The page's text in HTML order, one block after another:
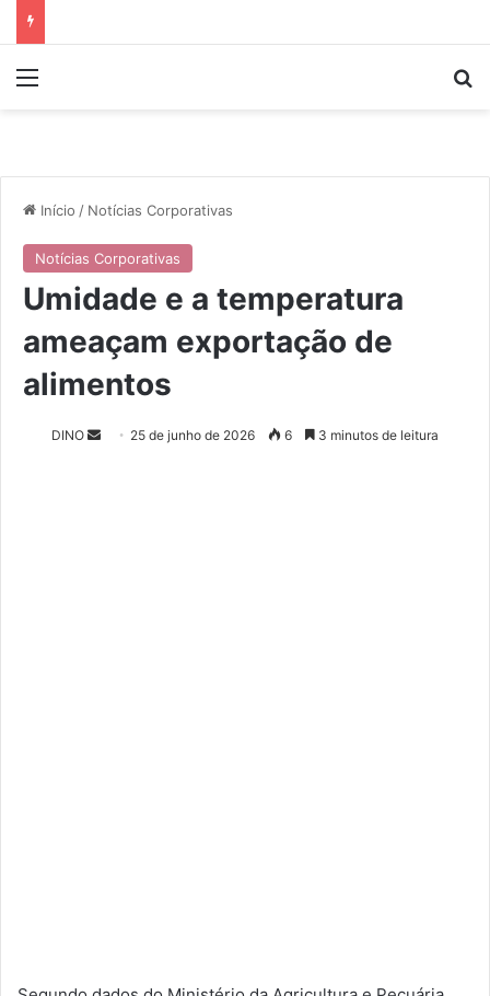
Início / Notícias Corporativas
Notícias Corporativas
Umidade e a temperatura
ameaçam exportação de
alimentos
DINO 25 de junho de 2026 6 3 minutos de leitura